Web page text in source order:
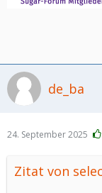
de_ba
24. September 2025
Zitat von